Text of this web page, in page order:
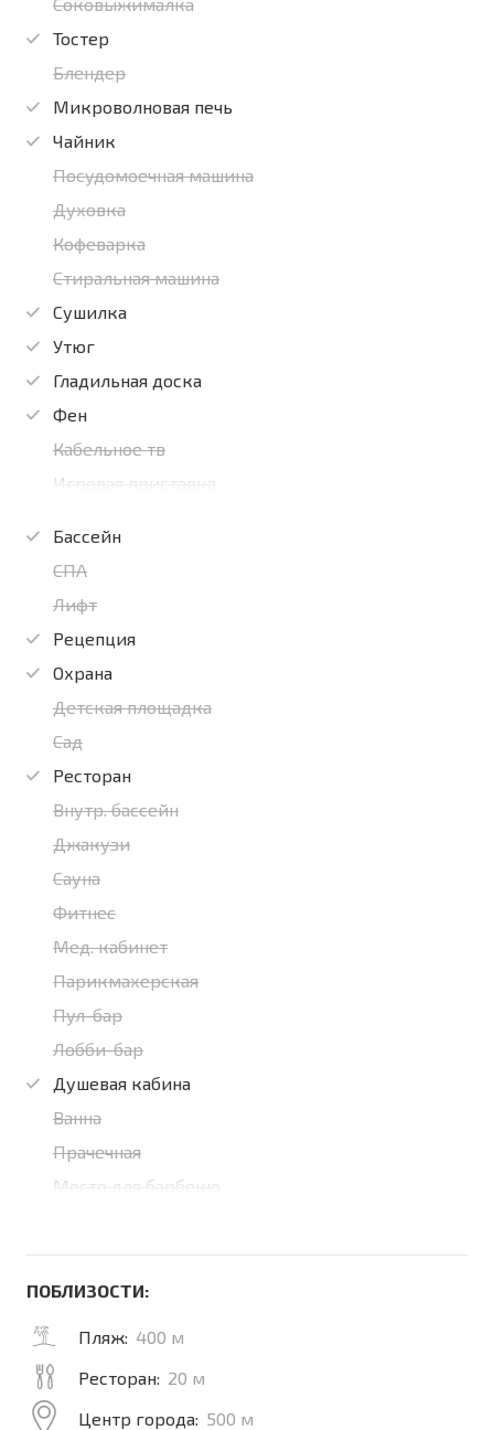
Тостер
Блендер
Микроволновая печь
Чайник
Посудомоечная машина
Духовка
Кофеварка
Стиральная машина
Сушилка
Утюг
Гладильная доска
Фен
Кабельное тв
Игровая приставка
Бассейн
СПА
Лифт
Рецепция
Охрана
Детская площадка
Сад
Ресторан
Внутр. бассейн
Джакузи
Сауна
Фитнес
Мед. кабинет
Парикмахерская
Пул-бар
Лобби-бар
Душевая кабина
Ванна
Прачечная
Место для барбекю
ПОБЛИЗОСТИ:
Пляж: 400 м
Ресторан: 20 м
Центр города: 500 м